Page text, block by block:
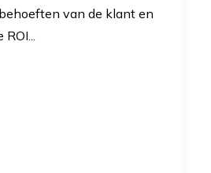
van de klant en